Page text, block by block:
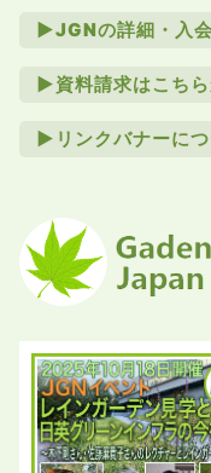
►JGNの詳細・入
►資料請求はこちら
►リンクバナーにつ